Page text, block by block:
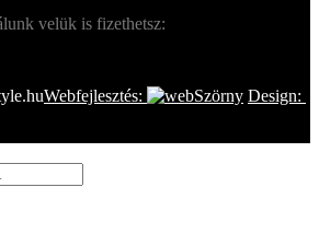
velük is fizethetsz:
Webfejlesztés: Design: